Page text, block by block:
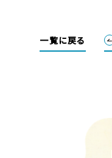
一覧に戻る